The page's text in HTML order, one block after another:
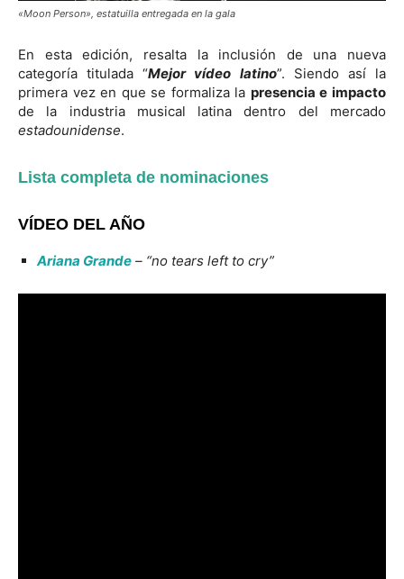
«Moon Person», estatuilla entregada en la gala
En esta edición, resalta la inclusión de una nueva
categoría titulada “Mejor vídeo latino”. Siendo así la
primera vez en que se formaliza la presencia e impacto
de la industria musical latina dentro del mercado
estadounidense.
Lista completa de nominaciones
VÍDEO DEL AÑO
Ariana Grande – “no tears left to cry”